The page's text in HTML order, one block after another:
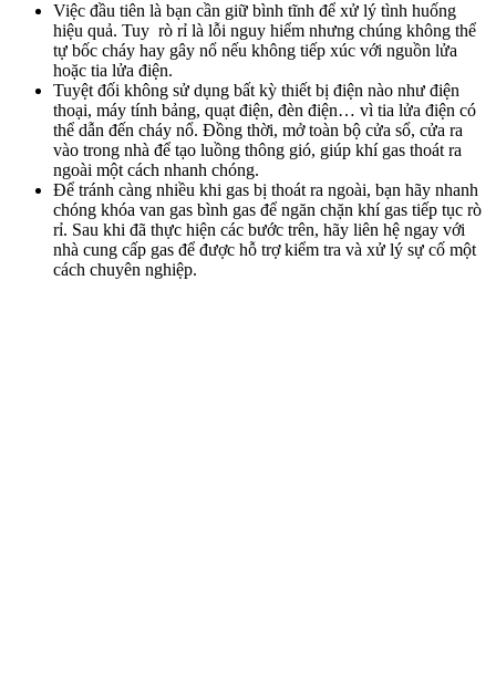
Việc đầu tiên là bạn cần giữ bình tĩnh để xử lý tình huống
hiệu quả. Tuy rò rỉ là lỗi nguy hiểm nhưng chúng không thể
tự bốc cháy hay gây nổ nếu không tiếp xúc với nguồn lửa
hoặc tia lửa điện.
Tuyệt đối không sử dụng bất kỳ thiết bị điện nào như điện
thoại, máy tính bảng, quạt điện, đèn điện… vì tia lửa điện có
thể dẫn đến cháy nổ. Đồng thời, mở toàn bộ cửa sổ, cửa ra
vào trong nhà để tạo luồng thông gió, giúp khí gas thoát ra
ngoài một cách nhanh chóng.
Để tránh càng nhiều khi gas bị thoát ra ngoài, bạn hãy nhanh
chóng khóa van gas bình gas để ngăn chặn khí gas tiếp tục rò
rỉ. Sau khi đã thực hiện các bước trên, hãy liên hệ ngay với
nhà cung cấp gas để được hỗ trợ kiểm tra và xử lý sự cố một
cách chuyên nghiệp.